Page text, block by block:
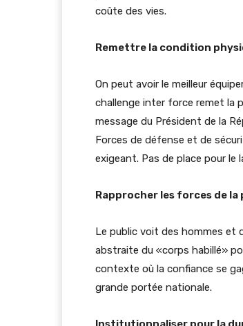
coûte des vies.
Remettre la condition
On peut avoir le meilleur
challenge inter force remet la
message du Président de la
Forces de défense et de
exigeant. Pas de place pour le
Rapprocher les forces de
Le public voit des hommes et
abstraite du «corps habillé»
contexte où la confiance se
grande portée nationale.